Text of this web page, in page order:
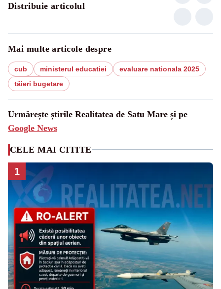
Distribuie articolul
Mai multe articole despre
cub ministerul educatiei
evaluare nationala 2025
tăieri bugetare
Urmărește știrile Realitatea de Satu Mare și pe
Google News
CELE MAI CITITE
1